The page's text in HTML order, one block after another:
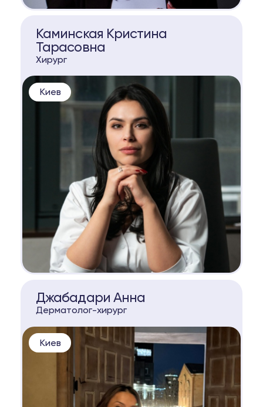
Каминская Кристина
Тарасовна
Хирург
Киев
Джабадари Анна
Дерматолог-хирург
Киев